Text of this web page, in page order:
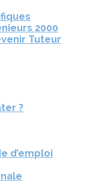
2000
Tuteur
?
d’emploi